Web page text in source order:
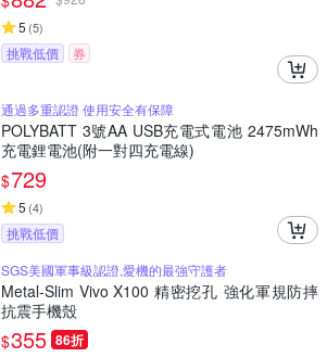
5 (5)
挑戰低價 券
通過多重認證 使用安全有保障
POLYBATT 3號AA USB充電式電池 2475mWh
充電鋰電池(附一對四充電線)
$729
5 (4)
挑戰低價
SGS美國軍事級認證,愛機的最強守護者
Metal-Slim Vivo X100 精密挖孔 強化軍規防摔
抗震手機殼
$355 86折